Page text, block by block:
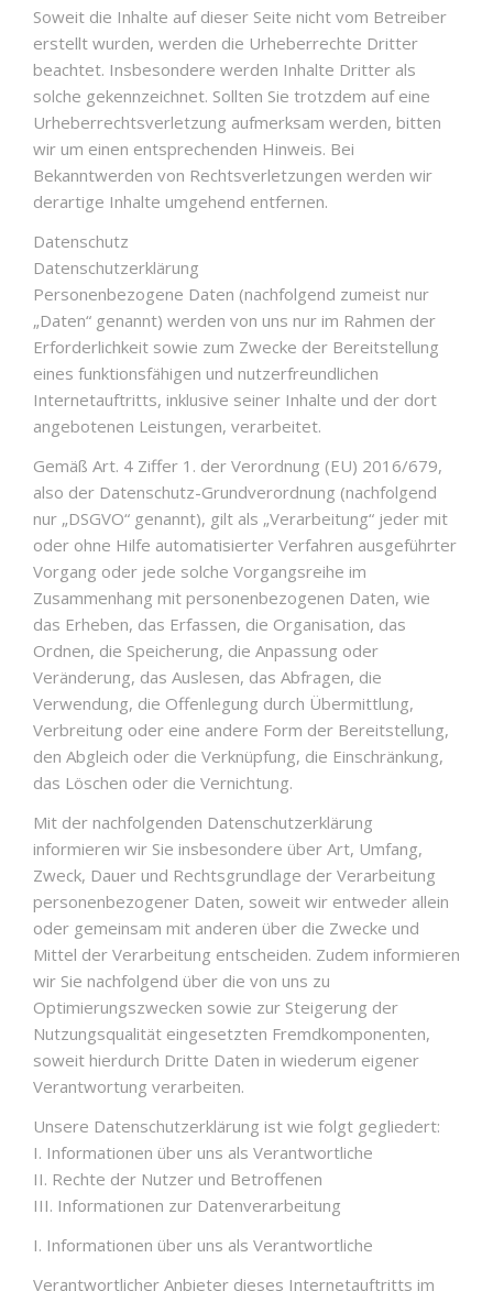
Soweit die Inhalte auf dieser Seite nicht vom Betreiber
erstellt wurden, werden die Urheberrechte Dritter
beachtet. Insbesondere werden Inhalte Dritter als
solche gekennzeichnet. Sollten Sie trotzdem auf eine
Urheberrechtsverletzung aufmerksam werden, bitten
wir um einen entsprechenden Hinweis. Bei
Bekanntwerden von Rechtsverletzungen werden wir
derartige Inhalte umgehend entfernen.
Datenschutz
Datenschutzerklärung
Personenbezogene Daten (nachfolgend zumeist nur
„Daten“ genannt) werden von uns nur im Rahmen der
Erforderlichkeit sowie zum Zwecke der Bereitstellung
eines funktionsfähigen und nutzerfreundlichen
Internetauftritts, inklusive seiner Inhalte und der dort
angebotenen Leistungen, verarbeitet.
Gemäß Art. 4 Ziffer 1. der Verordnung (EU) 2016/679,
also der Datenschutz-Grundverordnung (nachfolgend
nur „DSGVO“ genannt), gilt als „Verarbeitung“ jeder mit
oder ohne Hilfe automatisierter Verfahren ausgeführter
Vorgang oder jede solche Vorgangsreihe im
Zusammenhang mit personenbezogenen Daten, wie
das Erheben, das Erfassen, die Organisation, das
Ordnen, die Speicherung, die Anpassung oder
Veränderung, das Auslesen, das Abfragen, die
Verwendung, die Offenlegung durch Übermittlung,
Verbreitung oder eine andere Form der Bereitstellung,
den Abgleich oder die Verknüpfung, die Einschränkung,
das Löschen oder die Vernichtung.
Mit der nachfolgenden Datenschutzerklärung
informieren wir Sie insbesondere über Art, Umfang,
Zweck, Dauer und Rechtsgrundlage der Verarbeitung
personenbezogener Daten, soweit wir entweder allein
oder gemeinsam mit anderen über die Zwecke und
Mittel der Verarbeitung entscheiden. Zudem informieren
wir Sie nachfolgend über die von uns zu
Optimierungszwecken sowie zur Steigerung der
Nutzungsqualität eingesetzten Fremdkomponenten,
soweit hierdurch Dritte Daten in wiederum eigener
Verantwortung verarbeiten.
Unsere Datenschutzerklärung ist wie folgt gegliedert:
I. Informationen über uns als Verantwortliche
II. Rechte der Nutzer und Betroffenen
III. Informationen zur Datenverarbeitung
I. Informationen über uns als Verantwortliche
Verantwortlicher Anbieter dieses Internetauftritts im